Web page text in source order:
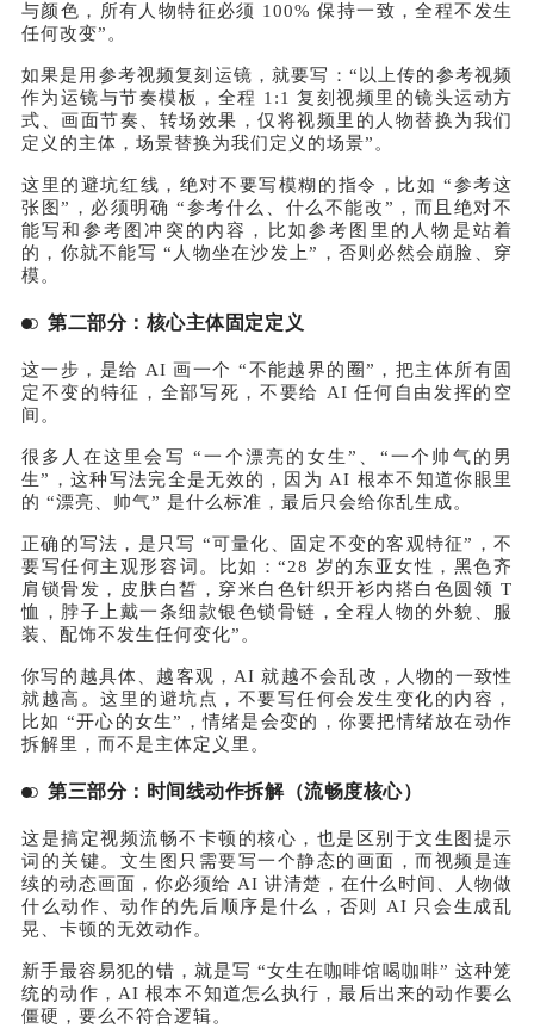
与颜色，所有人物特征必须 100% 保持一致，全程不发生
任何改变”。
如果是用参考视频复刻运镜，就要写：“以上传的参考视频
作为运镜与节奏模板，全程 1:1 复刻视频里的镜头运动方
式、画面节奏、转场效果，仅将视频里的人物替换为我们
定义的主体，场景替换为我们定义的场景”。
这里的避坑红线，绝对不要写模糊的指令，比如 “参考这
张图”，必须明确 “参考什么、什么不能改”，而且绝对不
能写和参考图冲突的内容，比如参考图里的人物是站着
的，你就不能写 “人物坐在沙发上”，否则必然会崩脸、穿
模。
第二部分：核心主体固定定义
这一步，是给 AI 画一个 “不能越界的圈”，把主体所有固
定不变的特征，全部写死，不要给 AI 任何自由发挥的空
间。
很多人在这里会写 “一个漂亮的女生”、“一个帅气的男
生”，这种写法完全是无效的，因为 AI 根本不知道你眼里
的 “漂亮、帅气” 是什么标准，最后只会给你乱生成。
正确的写法，是只写 “可量化、固定不变的客观特征”，不
要写任何主观形容词。比如：“28 岁的东亚女性，黑色齐
肩锁骨发，皮肤白皙，穿米白色针织开衫内搭白色圆领 T
恤，脖子上戴一条细款银色锁骨链，全程人物的外貌、服
装、配饰不发生任何变化”。
你写的越具体、越客观，AI 就越不会乱改，人物的一致性
就越高。这里的避坑点，不要写任何会发生变化的内容，
比如 “开心的女生”，情绪是会变的，你要把情绪放在动作
拆解里，而不是主体定义里。
第三部分：时间线动作拆解（流畅度核心）
这是搞定视频流畅不卡顿的核心，也是区别于文生图提示
词的关键。文生图只需要写一个静态的画面，而视频是连
续的动态画面，你必须给 AI 讲清楚，在什么时间、人物做
什么动作、动作的先后顺序是什么，否则 AI 只会生成乱
晃、卡顿的无效动作。
新手最容易犯的错，就是写 “女生在咖啡馆喝咖啡” 这种笼
统的动作，AI 根本不知道怎么执行，最后出来的动作要么
僵硬，要么不符合逻辑。